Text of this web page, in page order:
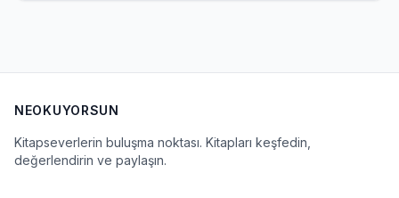
NEOKUYORSUN
Kitapseverlerin buluşma noktası. Kitapları keşfedin,
değerlendirin ve paylaşın.